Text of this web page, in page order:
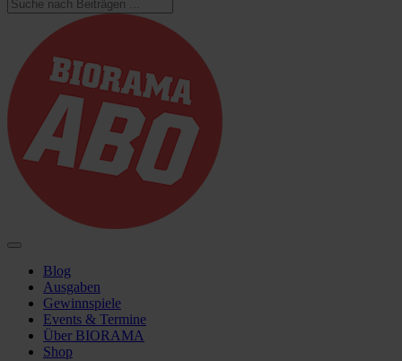
Blog
Ausgaben
Gewinnspiele
Events & Termine
Über BIORAMA
Shop